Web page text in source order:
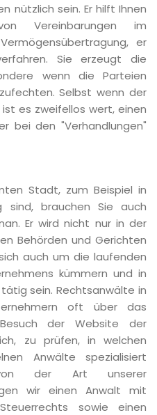
nützlich sein. Er hilft Ihnen
Vereinbarungen im
er
Sie erzeugt die
wenn die Parteien
Selbst wenn der
es zweifellos wert, einen
bei den "Verhandlungen"
Stadt, zum Beispiel in
sind, brauchen Sie auch
Er wird nicht nur in der
Behörden und Gerichten
auch um die laufenden
kümmern und in
sein. Rechtsanwälte in
oft über das
der Website der
zu prüfen, in welchen
Anwälte spezialisiert
der Art unserer
wir einen Anwalt mit
sowie einen